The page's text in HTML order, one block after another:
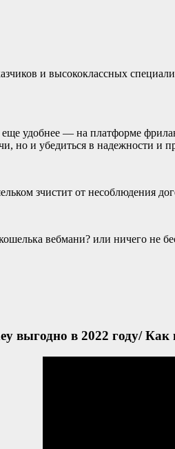
и высококлассных
удобнее — на платформе
но и убедиться в надежности и
зчистит от несоблюдения
вебмани? или ничего не
выгодно в 2022 году/